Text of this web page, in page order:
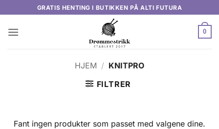
content
GRATIS HENTING I BUTIKKEN PÅ ALTI FUTURA
0
HJEM / KNITPRO
FILTRER
Fant ingen produkter som passet med valgene dine.